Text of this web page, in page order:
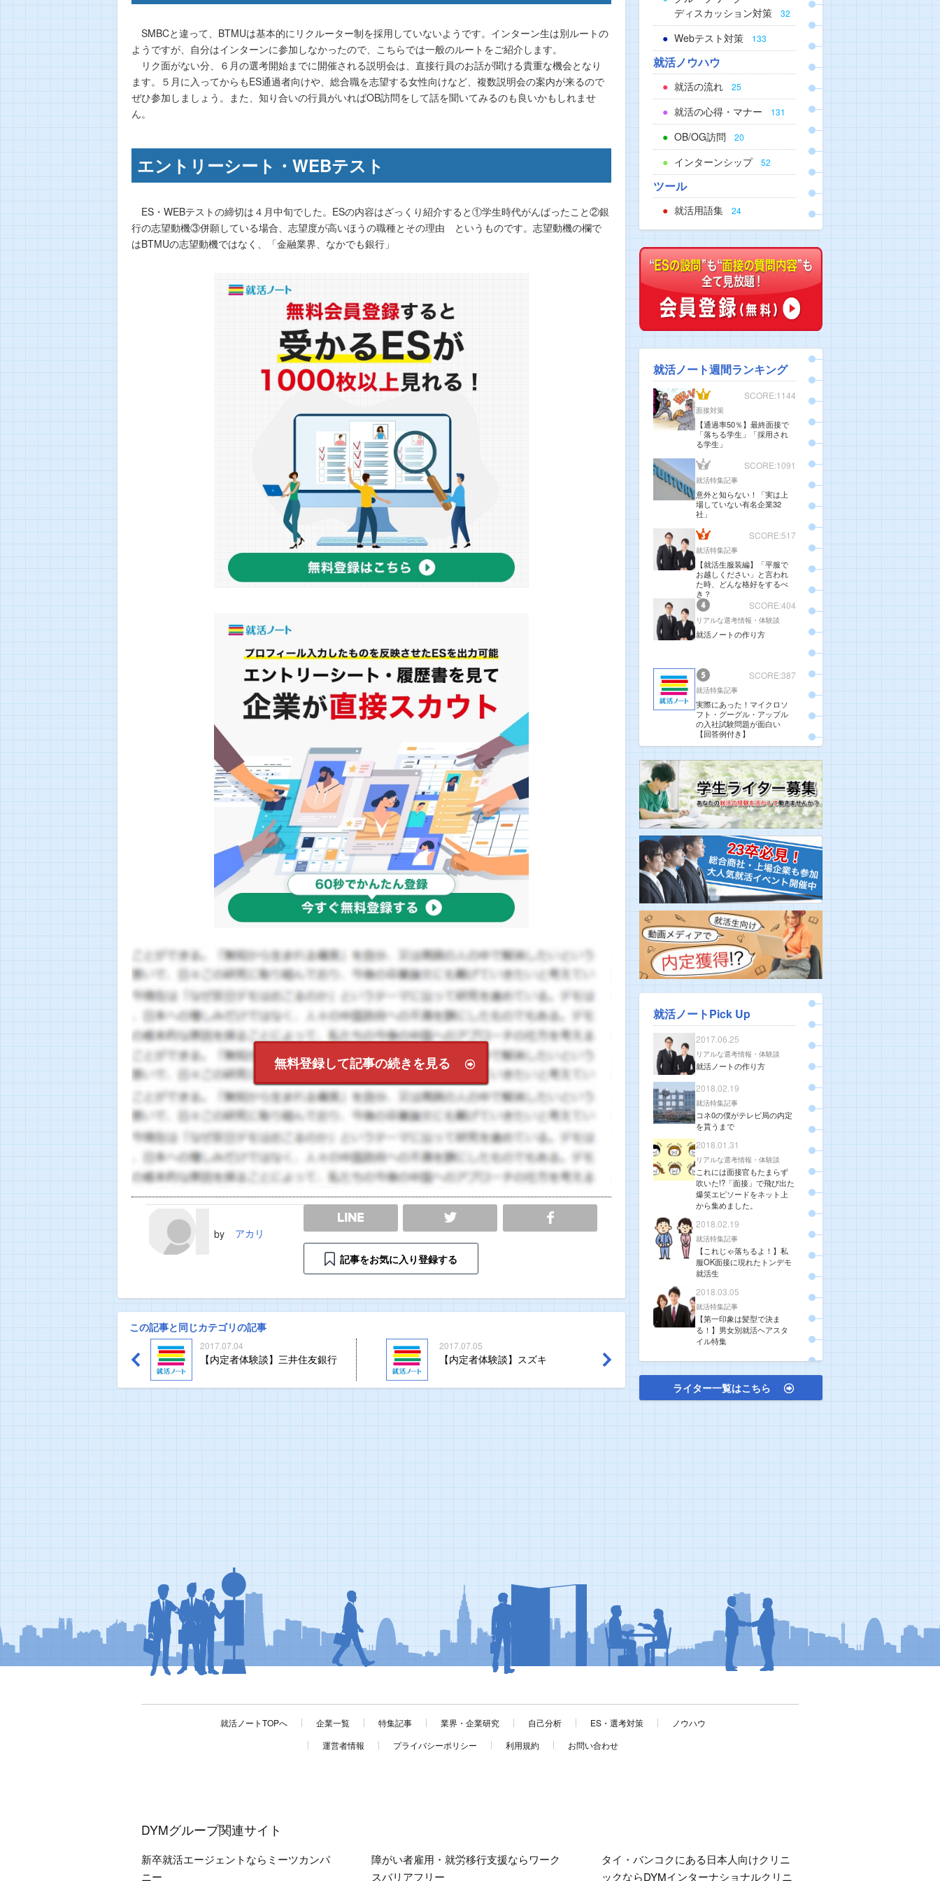
SMBCと違って、BTMUは基本的にリクルーター制を採用していないようです。インターン生は別ルートの
ようですが、自分はインターンに参加しなかったので、こちらでは一般のルートをご紹介します。
リク面がない分、６月の選考開始までに開催される説明会は、直接行員のお話が聞ける貴重な機会となり
ます。５月に入ってからもES通過者向けや、総合職を志望する女性向けなど、複数説明会の案内が来るので
ぜひ参加しましょう。また、知り合いの行員がいればOB訪問をして話を聞いてみるのも良いかもしれませ
ん。
エントリーシート・WEBテスト
ES・WEBテストの締切は４月中旬でした。ESの内容はざっくり紹介すると①学生時代がんばったこと②銀
行の志望動機③併願している場合、志望度が高いほうの職種とその理由 というものです。志望動機の欄で
はBTMUの志望動機ではなく、「金融業界、なかでも銀行」
無料登録して記事の続きを見る
by アカリ
LINE SHARE
記事をお気に入り登録する
この記事と同じカテゴリの記事
2017.07.04
【内定者体験談】三井住友銀行
2017.07.05
【内定者体験談】スズキ
ディスカッション対策
32
Webテスト対策 133
就活ノウハウ
就活の流れ 25
就活の心得・マナー 131
OB/OG訪問 20
インターンシップ 52
ツール
就活用語集 24
就活ノート週間ランキング
SCORE:1144
面接対策
【通過率50％】最終面接で
「落ちる学生」「採用され
る学生」
SCORE:1091
就活特集記事
意外と知らない！「実は上
場していない有名企業32
社」
SCORE:517
就活特集記事
【就活生服装編】「平服で
お越しください」と言われ
た時、どんな格好をするべ
き？
SCORE:404
リアルな選考情報・体験談
就活ノートの作り方
SCORE:387
就活特集記事
実際にあった！マイクロソ
フト・グーグル・アップル
の入社試験問題が面白い
【回答例付き】
就活ノートPick Up
2017.06.25
リアルな選考情報・体験談
就活ノートの作り方
2018.02.19
就活特集記事
コネ0の僕がテレビ局の内定
を貰うまで
2018.01.31
リアルな選考情報・体験談
これには面接官もたまらず
吹いた!?「面接」で飛び出た
爆笑エピソードをネット上
から集めました。
2018.02.19
就活特集記事
【これじゃ落ちるよ！】私
服OK面接に現れたトンデモ
就活生
2018.03.05
就活特集記事
【第一印象は髪型で決ま
る！】男女別就活ヘアスタ
イル特集
ライター一覧はこちら
就活ノートTOPへ 企業一覧 特集記事 業界・企業研究 自己分析 ES・選考対策
ノウハウ
運営者情報
プライバシーポリシー 利用規約 お問い合わせ
DYMグループ関連サイト
新卒就活エージェントならミーツカンパ
ニー
障がい者雇用・就労移行支援ならワーク
スバリアフリー
タイ・バンコクにある日本人向けクリニ
ックならDYMインターナショナルクリニ